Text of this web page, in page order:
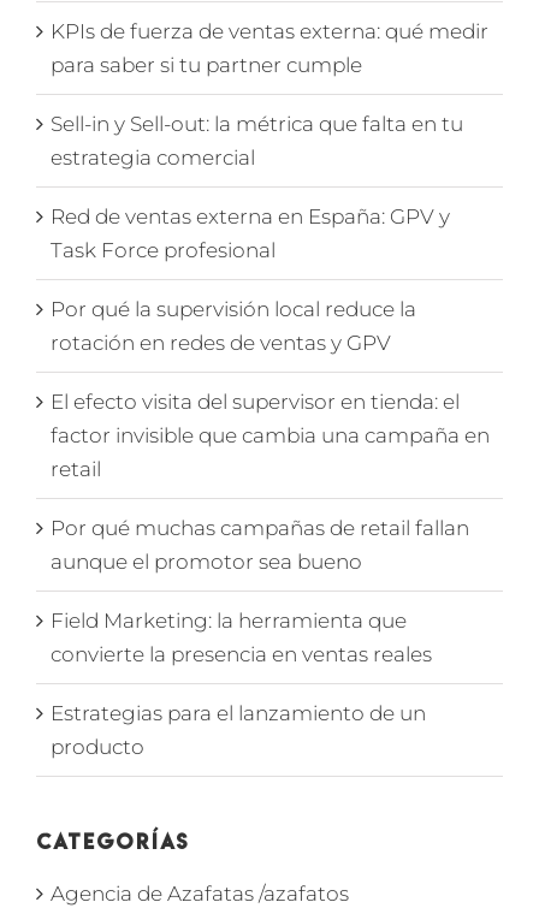
KPIs de fuerza de ventas externa: qué medir
para saber si tu partner cumple
Sell-in y Sell-out: la métrica que falta en tu
estrategia comercial
Red de ventas externa en España: GPV y
Task Force profesional
Por qué la supervisión local reduce la
rotación en redes de ventas y GPV
El efecto visita del supervisor en tienda: el
factor invisible que cambia una campaña en
retail
Por qué muchas campañas de retail fallan
aunque el promotor sea bueno
Field Marketing: la herramienta que
convierte la presencia en ventas reales
Estrategias para el lanzamiento de un
producto
Categorías
Agencia de Azafatas /azafatos